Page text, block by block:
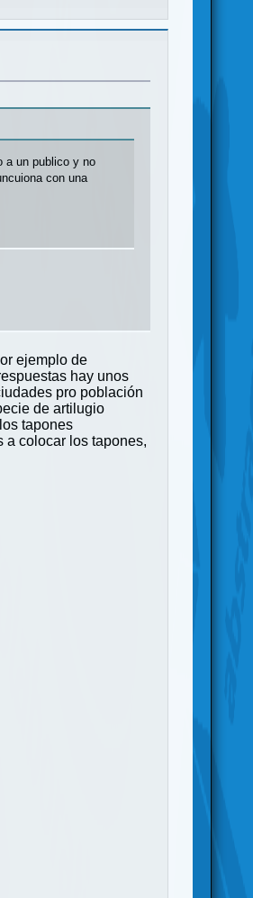
a un publico y no
con una
ejemplo de
hay unos
pro población
de artilugio
tapones
a colocar los tapones,